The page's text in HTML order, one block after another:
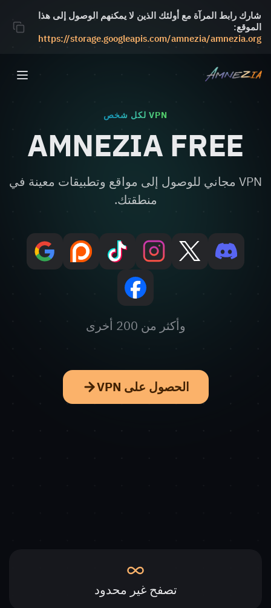
شارك رابط المرآة مع أولئك الذين لا يمكنهم الوصول إلى هذا
الموقع:
https://storage.googleapis.com/amnezia/amnezia.org
VPN لكل شخص
AMNEZIA FREE
VPN مجاني للوصول إلى مواقع وتطبيقات معينة في
منطقتك.
وأكثر من 200 أخرى
الحصول على VPN
تصفح غير محدود